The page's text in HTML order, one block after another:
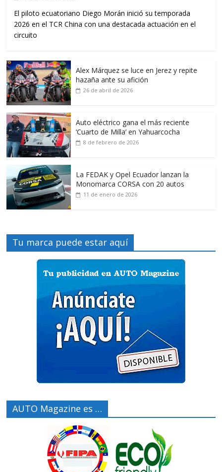
El piloto ecuatoriano Diego Morán inició su temporada
2026 en el TCR China con una destacada actuación en el
circuito
Alex Márquez se luce en Jerez y repite
hazaña ante su afición
26 de abril de 2026
Auto eléctrico gana el más reciente
‘Cuarto de Milla’ en Yahuarcocha
8 de febrero de 2026
La FEDAK y Opel Ecuador lanzan la
Monomarca CORSA con 20 autos
11 de enero de 2026
Tu marca puede estar aquí
AUTO Magazine es …